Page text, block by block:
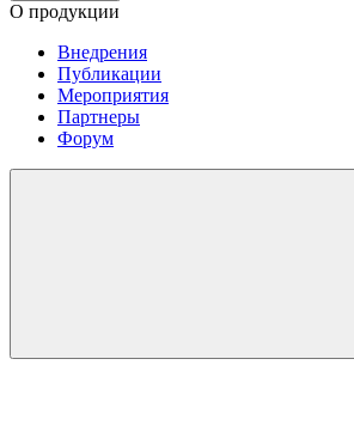
О продукции
Внедрения
Публикации
Мероприятия
Партнеры
Форум